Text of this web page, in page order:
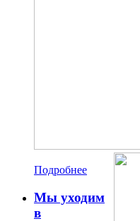
Подробнее
Мы уходим
в